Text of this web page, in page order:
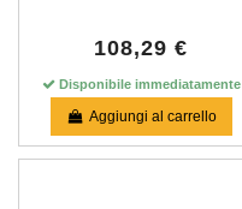
108,29 €
Disponibile immediatamente
Aggiungi al carrello